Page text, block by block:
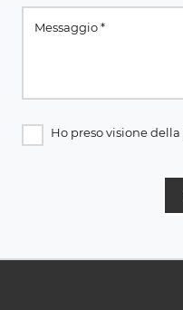
Ho preso visione della